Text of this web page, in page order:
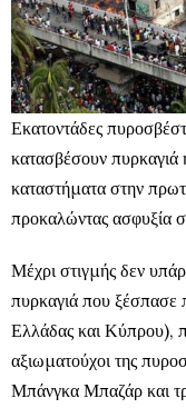
Εκατοντάδες
κατασβέσουν
καταστήματα στην
προκαλώντας ασφυξία
Μέχρι στιγμής δεν
πυρκαγιά που
Ελλάδας και Κύπρου),
αξιωματούχοι της
Μπάνγκα Μπαζάρ και